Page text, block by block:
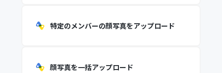
特定のメンバーの顔写真をアップロード
顔写真を一括アップロード